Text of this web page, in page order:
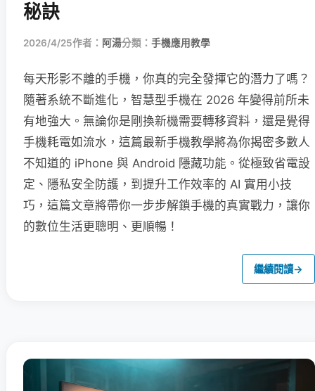
秘訣
2026/4/25作者： 阿湯分類： 手機應用教學
每天形影不離的手機，你真的完全發揮它的潛力了嗎？
隨著系統不斷進化，智慧型手機在 2026 年變得前所未
有地強大。無論你是剛換新機需要轉移資料，還是覺得
手機耗電如流水，這篇最新手機教學將為你揭密多數人
不知道的 iPhone 與 Android 隱藏功能。從極致省電設
定、隱私安全防護，到提升工作效率的 AI 實用小技
巧，這篇文章將帶你一步步解鎖手機的真實戰力，讓你
的數位生活更聰明、更順暢！
繼續閱讀→